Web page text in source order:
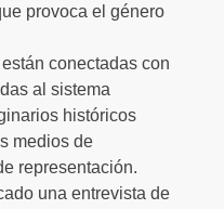
provoca el género
conectadas con
al sistema
históricos
medios de
representación.
una entrevista de